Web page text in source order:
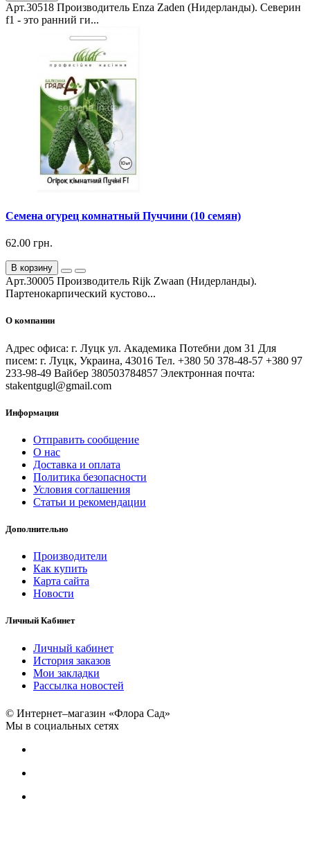
Арт.30518 Производитель Enza Zaden (Нидерланды). Северин
f1 - это ранний ги...
Семена огурец комнатный Пуччини (10 семян)
62.00 грн.
В корзину
Арт.30005 Производитель Rijk Zwaan (Нидерланды).
Партенокарпический кустово...
О компании
Адрес офиса: г. Луцк ул. Академика Потебни дом 31 Для
писем: г. Луцк, Украина, 43016 Тел. +380 50 378-48-57 +380 97
233-98-49 Вайбер 380503784857 Электронная почта:
stakentgugl@gmail.com
Информация
Отправить сообщение
О нас
Доставка и оплата
Политика безопасности
Условия соглашения
Статьи и рекомендации
Дополнительно
Производители
Как купить
Карта сайта
Новости
Личный Кабинет
Личный кабинет
История заказов
Мои закладки
Рассылка новостей
© Интернет–магазин «Флора Сад»
Мы в социальных сетях